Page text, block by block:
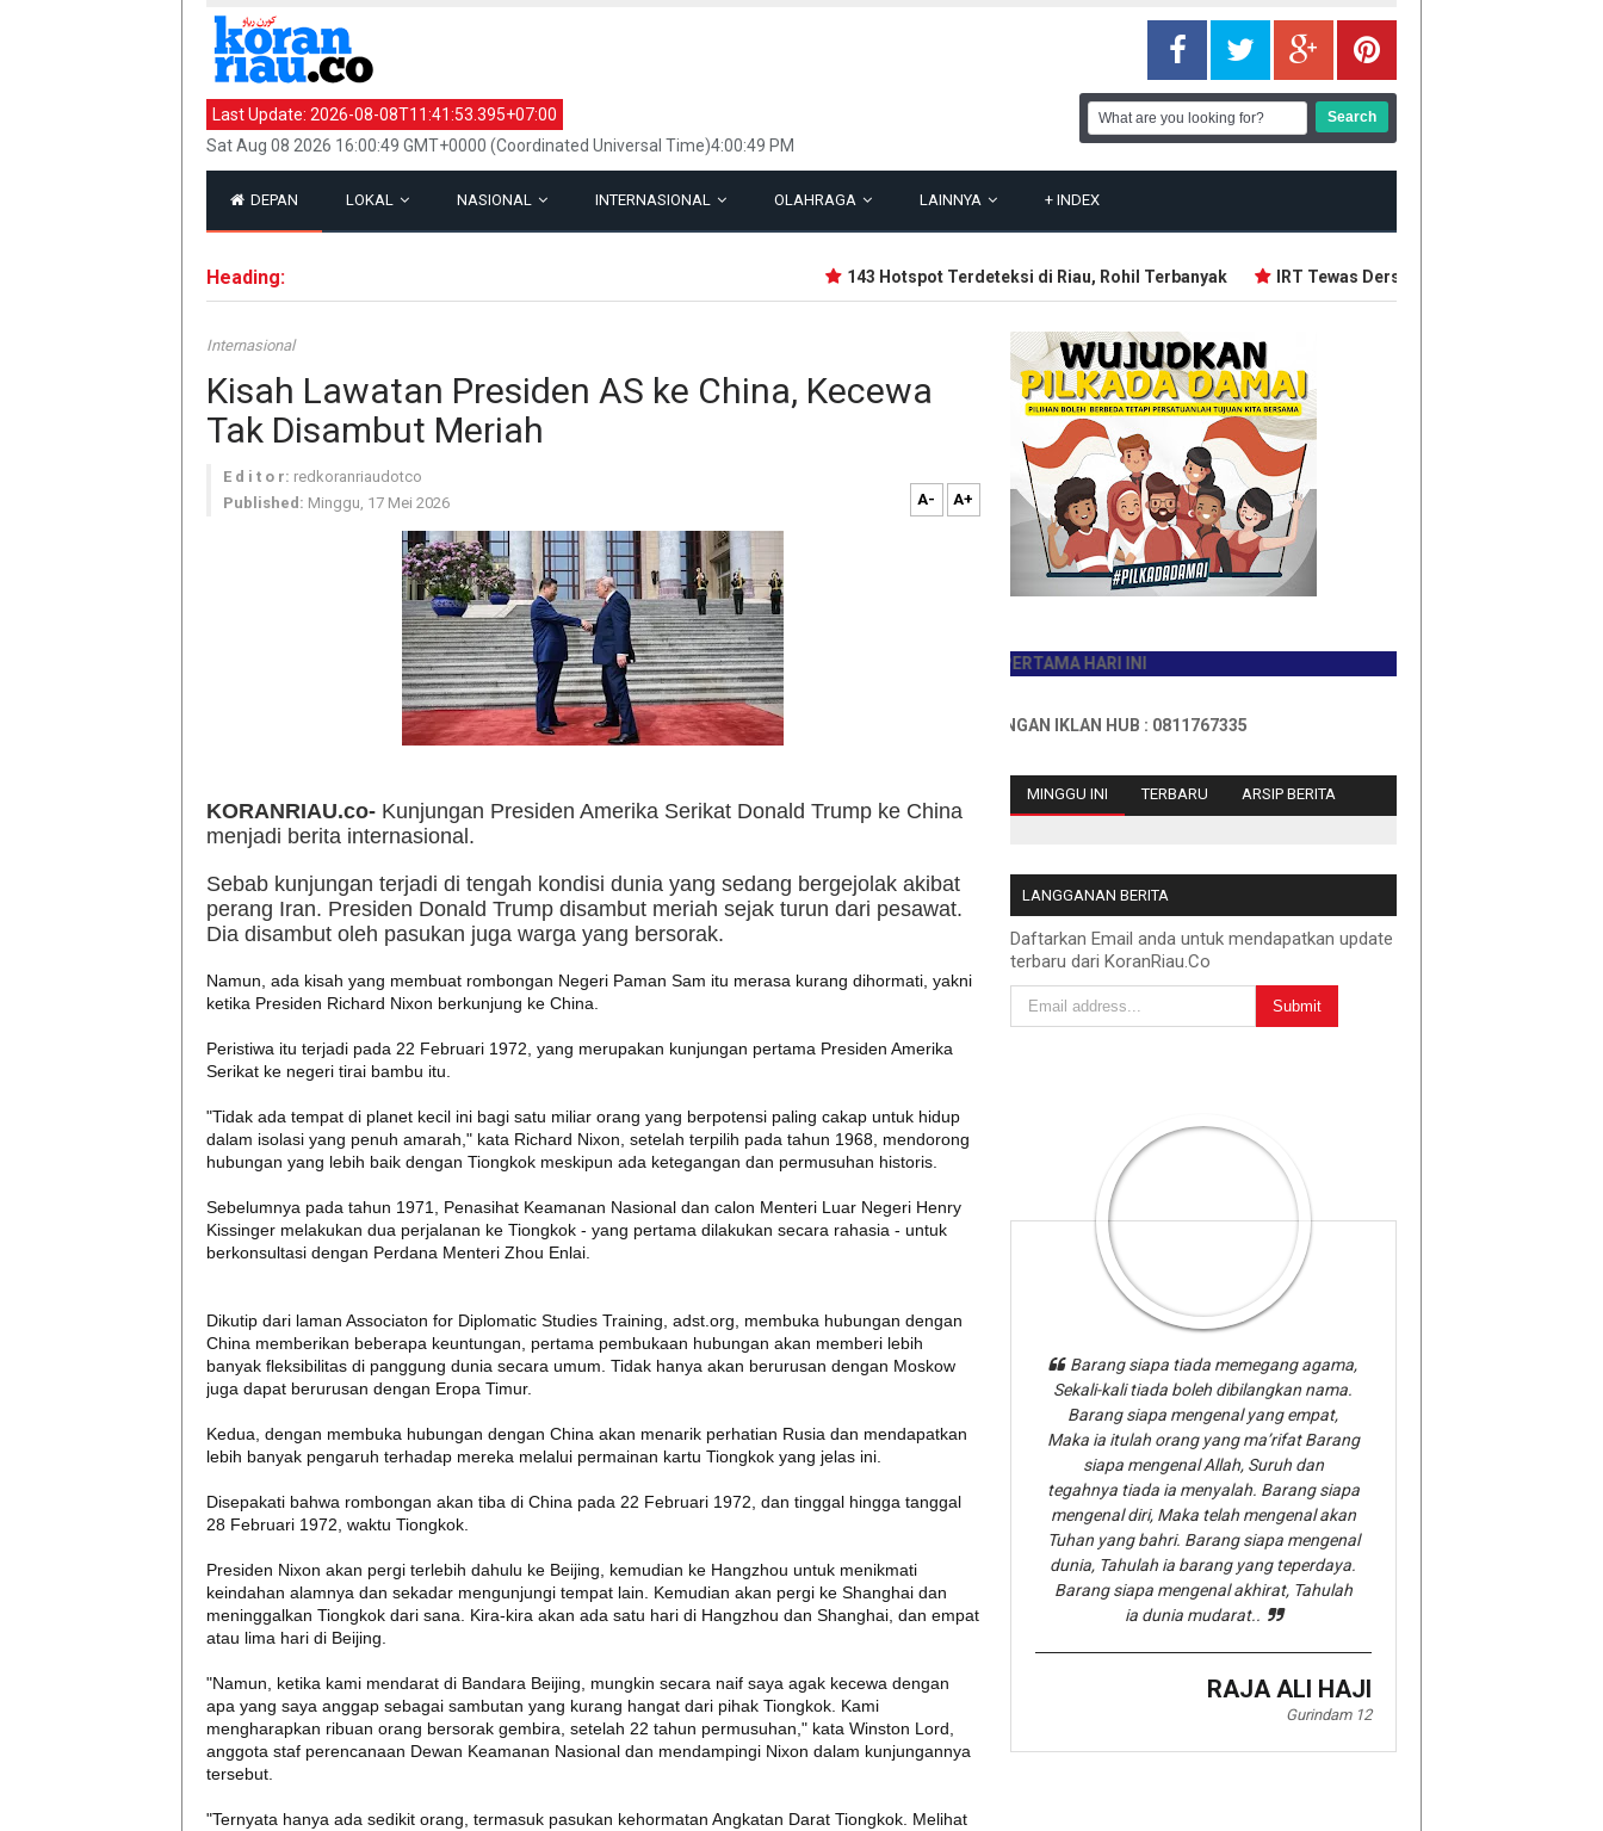
Last Update: 2026-08-08T11:41:53.395+07:00
Sat Aug 08 2026 16:00:49 GMT+0000 (Coordinated Universal Time)4:00:49 PM
DEPAN LOKAL NASIONAL INTERNASIONAL OLAHRAGA LAINNYA + INDEX
Heading: 143 Hotspot Terdeteksi di Riau, Rohil Terbanyak IRT Tewas Dersimbah Darah, Ditebas
Internasional
Kisah Lawatan Presiden AS ke China, Kecewa
Tak Disambut Meriah
E d i t o r: redkoranriaudotco
Published: Minggu, 17 Mei 2026 A- A+
KORANRIAU.co- Kunjungan Presiden Amerika Serikat Donald Trump ke China
menjadi berita internasional.
Sebab kunjungan terjadi di tengah kondisi dunia yang sedang bergejolak akibat
perang Iran. Presiden Donald Trump disambut meriah sejak turun dari pesawat.
Dia disambut oleh pasukan juga warga yang bersorak.
Namun, ada kisah yang membuat rombongan Negeri Paman Sam itu merasa kurang dihormati, yakni
ketika Presiden Richard Nixon berkunjung ke China.
Peristiwa itu terjadi pada 22 Februari 1972, yang merupakan kunjungan pertama Presiden Amerika
Serikat ke negeri tirai bambu itu.
"Tidak ada tempat di planet kecil ini bagi satu miliar orang yang berpotensi paling cakap untuk hidup
dalam isolasi yang penuh amarah," kata Richard Nixon, setelah terpilih pada tahun 1968, mendorong
hubungan yang lebih baik dengan Tiongkok meskipun ada ketegangan dan permusuhan historis.
Sebelumnya pada tahun 1971, Penasihat Keamanan Nasional dan calon Menteri Luar Negeri Henry
Kissinger melakukan dua perjalanan ke Tiongkok - yang pertama dilakukan secara rahasia - untuk
berkonsultasi dengan Perdana Menteri Zhou Enlai.
Dikutip dari laman Associaton for Diplomatic Studies Training, adst.org, membuka hubungan dengan
China memberikan beberapa keuntungan, pertama pembukaan hubungan akan memberi lebih
banyak fleksibilitas di panggung dunia secara umum. Tidak hanya akan berurusan dengan Moskow
juga dapat berurusan dengan Eropa Timur.
Kedua, dengan membuka hubungan dengan China akan menarik perhatian Rusia dan mendapatkan
lebih banyak pengaruh terhadap mereka melalui permainan kartu Tiongkok yang jelas ini.
Disepakati bahwa rombongan akan tiba di China pada 22 Februari 1972, dan tinggal hingga tanggal
28 Februari 1972, waktu Tiongkok.
Presiden Nixon akan pergi terlebih dahulu ke Beijing, kemudian ke Hangzhou untuk menikmati
keindahan alamnya dan sekadar mengunjungi tempat lain. Kemudian akan pergi ke Shanghai dan
meninggalkan Tiongkok dari sana. Kira-kira akan ada satu hari di Hangzhou dan Shanghai, dan empat
atau lima hari di Beijing.
"Namun, ketika kami mendarat di Bandara Beijing, mungkin secara naif saya agak kecewa dengan
apa yang saya anggap sebagai sambutan yang kurang hangat dari pihak Tiongkok. Kami
mengharapkan ribuan orang bersorak gembira, setelah 22 tahun permusuhan," kata Winston Lord,
anggota staf perencanaan Dewan Keamanan Nasional dan mendampingi Nixon dalam kunjungannya
tersebut.
"Ternyata hanya ada sedikit orang, termasuk pasukan kehormatan Angkatan Darat Tiongkok. Melihat
JADILAH PEMBACA PERTAMA HARI INI
INFO PEMASANGAN IKLAN HUB : 0811767335
MINGGU INI TERBARU ARSIP BERITA
LANGGANAN BERITA
Daftarkan Email anda untuk mendapatkan update
terbaru dari KoranRiau.Co
Barang siapa tiada memegang agama,
Sekali-kali tiada boleh dibilangkan nama.
Barang siapa mengenal yang empat,
Maka ia itulah orang yang ma’rifat Barang
siapa mengenal Allah, Suruh dan
tegahnya tiada ia menyalah. Barang siapa
mengenal diri, Maka telah mengenal akan
Tuhan yang bahri. Barang siapa mengenal
dunia, Tahulah ia barang yang teperdaya.
Barang siapa mengenal akhirat, Tahulah
ia dunia mudarat..
RAJA ALI HAJI
Gurindam 12